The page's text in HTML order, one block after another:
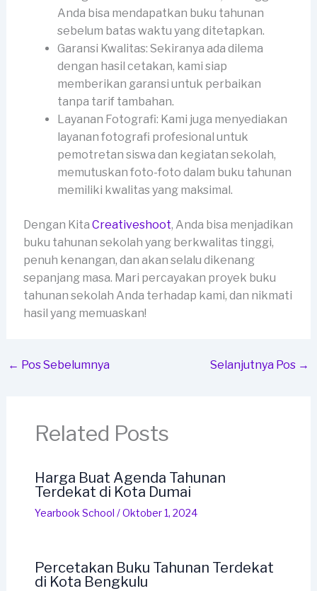
Anda bisa mendapatkan buku tahunan
sebelum batas waktu yang ditetapkan.
Garansi Kwalitas: Sekiranya ada dilema
dengan hasil cetakan, kami siap
memberikan garansi untuk perbaikan
tanpa tarif tambahan.
Layanan Fotografi: Kami juga menyediakan
layanan fotografi profesional untuk
pemotretan siswa dan kegiatan sekolah,
memutuskan foto-foto dalam buku tahunan
memiliki kwalitas yang maksimal.
Dengan Kita Creativeshoot, Anda bisa menjadikan
buku tahunan sekolah yang berkwalitas tinggi,
penuh kenangan, dan akan selalu dikenang
sepanjang masa. Mari percayakan proyek buku
tahunan sekolah Anda terhadap kami, dan nikmati
hasil yang memuaskan!
← Pos Sebelumnya Selanjutnya Pos →
Related Posts
Harga Buat Agenda Tahunan
Terdekat di Kota Dumai
Yearbook School /Oktober 1, 2024
Percetakan Buku Tahunan Terdekat
di Kota Bengkulu